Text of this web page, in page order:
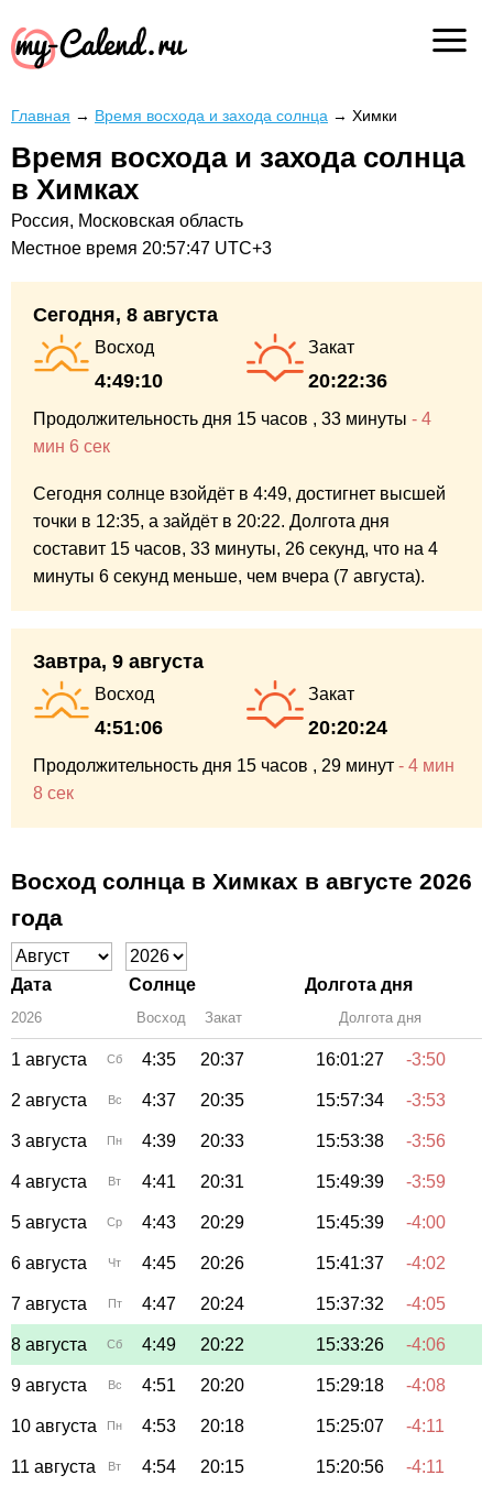
Главная → Время восхода и захода солнца → Химки
Время восхода и захода солнца
в Химках
Россия, Московская область
Местное время 20:57:48 UTC+3
Сегодня, 8 августа
Восход
4:49:10
Закат
20:22:36
Продолжительность дня 15 часов , 33 минуты - 4
мин 6 сек
Сегодня солнце взойдёт в 4:49, достигнет высшей
точки в 12:35, а зайдёт в 20:22. Долгота дня
составит 15 часов, 33 минуты, 26 секунд, что на 4
минуты 6 секунд меньше, чем вчера (7 августа).
Завтра, 9 августа
Восход
4:51:06
Закат
20:20:24
Продолжительность дня 15 часов , 29 минут - 4 мин
8 сек
Восход солнца в Химках в августе 2026
года
Дата Солнце Долгота дня
2026 Восход Закат Долгота дня
1 августа Сб 4:35 20:37 16:01:27 -3:50
2 августа Вс 4:37 20:35 15:57:34 -3:53
3 августа Пн 4:39 20:33 15:53:38 -3:56
4 августа Вт 4:41 20:31 15:49:39 -3:59
5 августа Ср 4:43 20:29 15:45:39 -4:00
6 августа Чт 4:45 20:26 15:41:37 -4:02
7 августа Пт 4:47 20:24 15:37:32 -4:05
8 августа Сб 4:49 20:22 15:33:26 -4:06
9 августа Вс 4:51 20:20 15:29:18 -4:08
10 августа Пн 4:53 20:18 15:25:07 -4:11
11 августа Вт 4:54 20:15 15:20:56 -4:11